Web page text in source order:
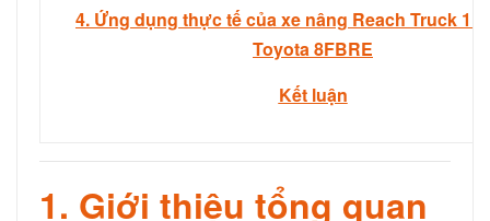
4. Ứng dụng thực tế của xe nâng Reach Truck
Toyota 8FBRE
Kết luận
1. Giới thiệu tổng quan